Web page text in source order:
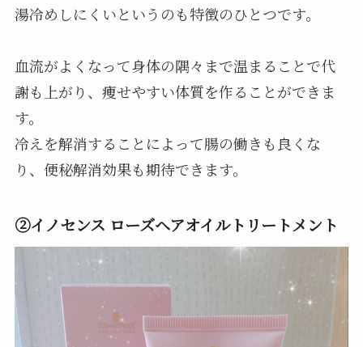
湯冷めしにくいというのも特徴のひとつです。
血流がよくなって身体の隅々まで温まることで代
謝も上がり、痩せやすい体質を作ることができま
す。
冷えを解消することによって腸の働きも良くな
り、便秘解消効果も期待できます。
②イノセンス ローズヘアオイルトリートメント